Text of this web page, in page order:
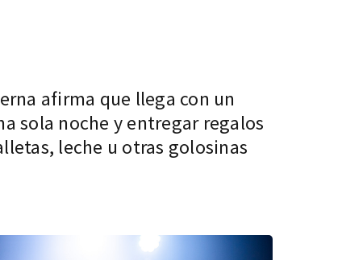
afirma que llega con un
sola noche y entregar regalos
leche u otras golosinas